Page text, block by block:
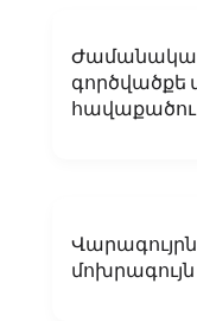
գործվածքե
հավաքածու